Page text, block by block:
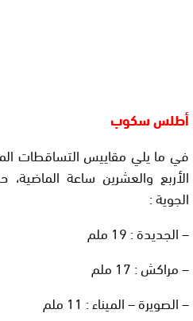
أطلس سكوب
في ما يلي مقاييس التساقطات
الأربع والعشرين ساعة الماضية،
الجوية :
– الجديدة : 19 ملم
– مراكش : 17 ملم
– الصويرة – الميناء : 11 ملم